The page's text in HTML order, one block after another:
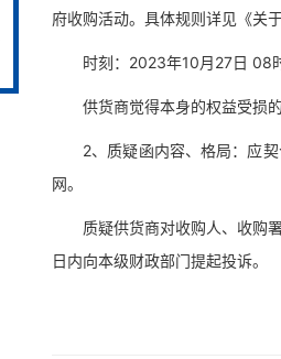
府收购活动。具体规则详见《关
时刻：2023年10月27日 08时
供货商觉得本身的权益受损的
2、质疑函内容、格局：应契
网。
质疑供货商对收购人、收购署
日内向本级财政部门提起投诉。